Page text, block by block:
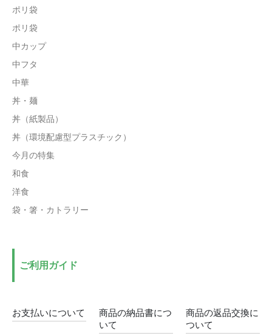
ポリ袋
ポリ袋
中カップ
中フタ
中華
丼・麺
丼（紙製品）
丼（環境配慮型プラスチック）
今月の特集
和食
洋食
袋・箸・カトラリー
ご利用ガイド
お支払いについて
商品の納品書につ
いて
商品の返品交換に
ついて